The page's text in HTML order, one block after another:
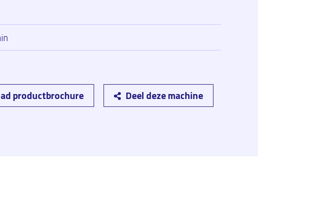
productbrochure Deel deze machine